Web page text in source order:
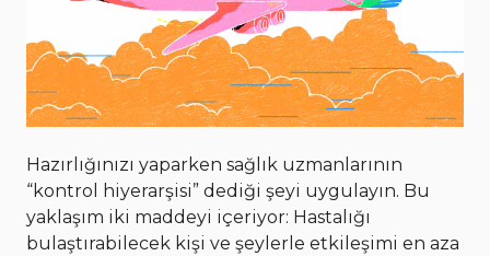
Hazırlığınızı yaparken sağlık uzmanlarının
“kontrol hiyerarşisi” dediği şeyi uygulayın. Bu
yaklaşım iki maddeyi içeriyor: Hastalığı
bulaştırabilecek kişi ve şeylerle etkileşimi en aza